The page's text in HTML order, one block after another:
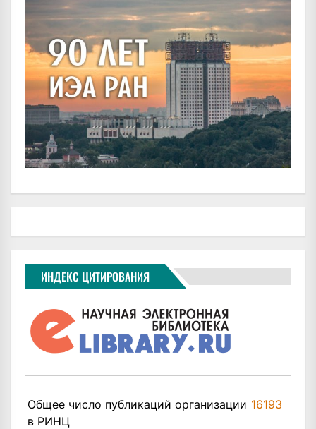
ИНДЕКС ЦИТИРОВАНИЯ
Общее число публикаций организации
в РИНЦ
16193